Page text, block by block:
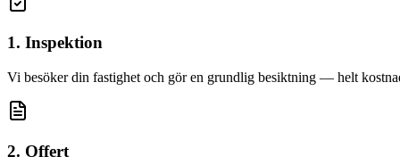
1. Inspektion
Vi besöker din fastighet och gör en grundlig besiktning — helt
2. Offert